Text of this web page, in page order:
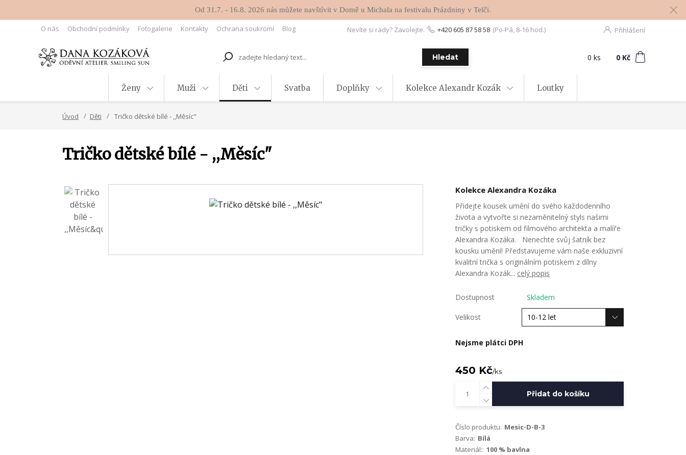
Od 31.7. - 16.8. 2026 nás můžete navštívit v Domě u Michala na festivalu Prázdniny v Telči.
O nás Obchodní podmínky Fotogalerie Kontakty Ochrana soukromí Blog Přihlášení
Hledat
Nevíte si rady? Zavolejte. +420 605 87 58 58 (Po-Pá, 8-16 hod.)
0 ks 0 Kč
Ženy Muži Děti Svatba Doplňky Kolekce Alexandr Kozák Loutky
Úvod Děti Tričko dětské bílé - ,,Měsíc"
Tričko dětské bílé - ,,Měsíc"
Kolekce Alexandra Kozáka
Přidejte kousek umění do svého každodenního
života a vytvořte si nezaměnitelný styls našimi
tričky s potiskem od filmového architekta a malíře
Alexandra Kozáka. Nenechte svůj šatník bez
kousku umění! Představujeme vám naše exkluzivní
kvalitní trička s originálním potiskem z dílny
Alexandra Kozák... celý popis
Dostupnost Skladem
Velikost
Nejsme plátci DPH
450 Kč/ks
Přidat do košíku
Číslo produktu: Mesic-D-B-3
Barva: Bílá
Materiál:: 100 % bavlna